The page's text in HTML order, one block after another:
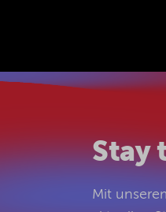
Stay
Mit